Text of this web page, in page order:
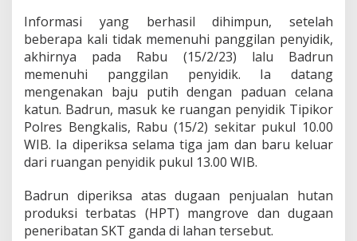
h
a
n
i
D
e
s
a
P
e
m
t
a
n
Informasi yang berhasil dihimpun, setelah
beberapa kali tidak memenuhi panggilan penyidik,
akhirnya pada Rabu (15/2/23) lalu Badrun
memenuhi panggilan penyidik. Ia datang
mengenakan baju putih dengan paduan celana
katun. Badrun, masuk ke ruangan penyidik Tipikor
Polres Bengkalis, Rabu (15/2) sekitar pukul 10.00
WIB. Ia diperiksa selama tiga jam dan baru keluar
dari ruangan penyidik pukul 13.00 WIB.
Badrun diperiksa atas dugaan penjualan hutan
produksi terbatas (HPT) mangrove dan dugaan
peneribatan SKT ganda di lahan tersebut.